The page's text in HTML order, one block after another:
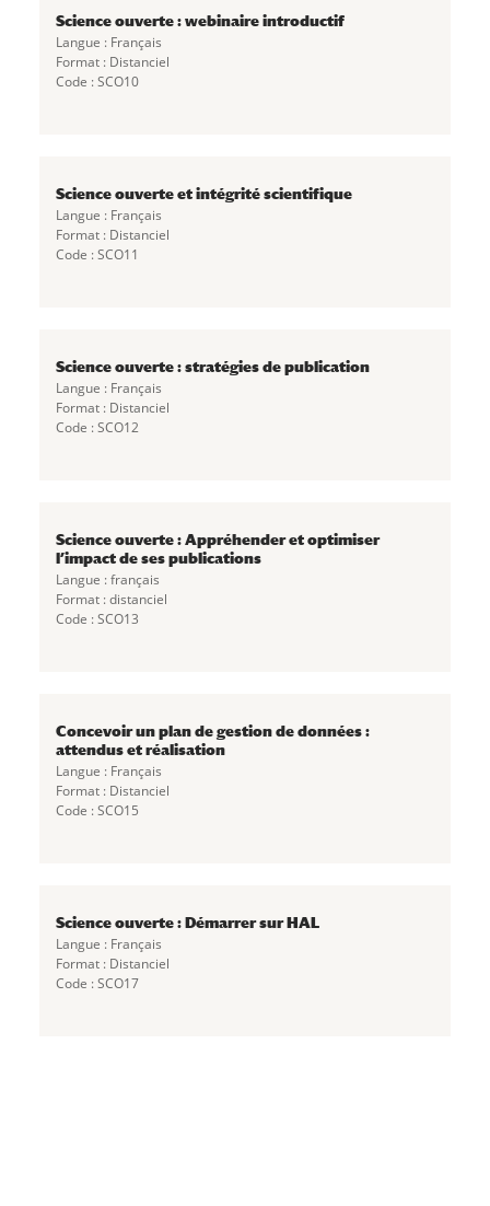
Science ouverte : webinaire introductif
Langue : Français
Format : Distanciel
Code : SCO10
Science ouverte et intégrité scientifique
Langue : Français
Format : Distanciel
Code : SCO11
Science ouverte : stratégies de publication
Langue : Français
Format : Distanciel
Code : SCO12
Science ouverte : Appréhender et optimiser
l’impact de ses publications
Langue : français
Format : distanciel
Code : SCO13
Concevoir un plan de gestion de données :
attendus et réalisation
Langue : Français
Format : Distanciel
Code : SCO15
Science ouverte : Démarrer sur HAL
Langue : Français
Format : Distanciel
Code : SCO17